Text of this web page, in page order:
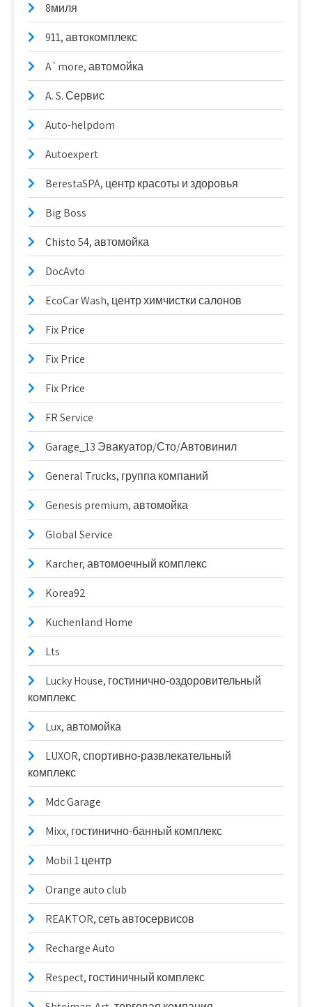
8миля
911, автокомплекс
A`more, автомойка
A. S. Сервис
Auto-helpdom
Autoexpert
BerestaSPA, центр красоты и здоровья
Big Boss
Chisto 54, автомойка
DocAvto
EcoCar Wash, центр химчистки салонов
Fix Price
Fix Price
Fix Price
FR Service
Garage_13 Эвакуатор/Сто/Автовинил
General Trucks, группа компаний
Genesis premium, автомойка
Global Service
Karcher, автомоечный комплекс
Korea92
Kuchenland Home
Lts
Lucky House, гостинично-оздоровительный
комплекс
Lux, автомойка
LUXOR, спортивно-развлекательный
комплекс
Mdc Garage
Mixx, гостинично-банный комплекс
Mobil 1 центр
Orange auto club
REAKTOR, сеть автосервисов
Recharge Auto
Respect, гостиничный комплекс